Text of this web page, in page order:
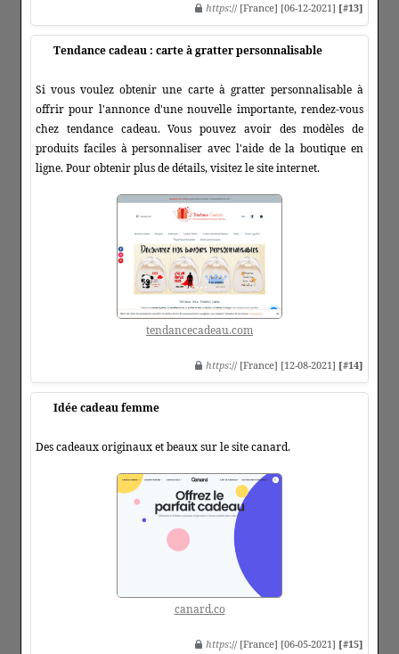
https:// [France] [06-12-2021] [#13]
Tendance cadeau : carte à gratter personnalisable
Si vous voulez obtenir une carte à gratter personnalisable à
offrir pour l'annonce d'une nouvelle importante, rendez-vous
chez tendance cadeau. Vous pouvez avoir des modèles de
produits faciles à personnaliser avec l'aide de la boutique en
ligne. Pour obtenir plus de détails, visitez le site internet.
tendancecadeau.com
https:// [France] [12-08-2021] [#14]
Idée cadeau femme
Des cadeaux originaux et beaux sur le site canard.
canard.co
https:// [France] [06-05-2021] [#15]